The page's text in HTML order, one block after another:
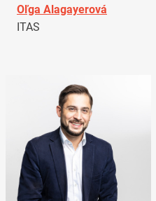
Oľga Alagayerová
ITAS